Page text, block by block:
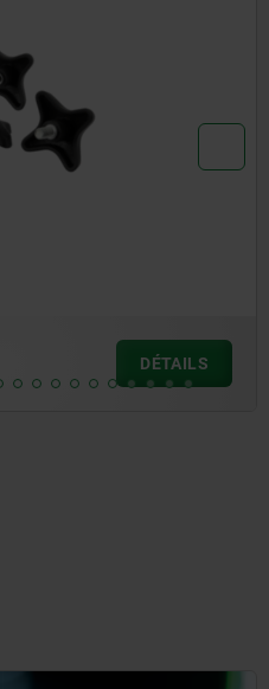
similaire à DIN 6336, avec
DÉTAILS